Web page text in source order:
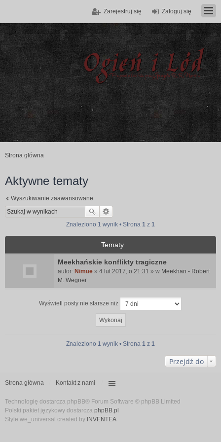
Zaloguj się
Zarejestruj się
Strona główna
Aktywne tematy
Wyszukiwanie zaawansowane
Znaleziono 1 wynik • Strona 1 z 1
Tematy
Meekhańskie konflikty tragiczne
autor: Nimue » 4 lut 2017, o 21:31 » w Meekhan - Robert
M. Wegner
Wyświetl posty nie starsze niż
Znaleziono 1 wynik • Strona 1 z 1
Przejdź do
Strona główna Kontakt z nami
Technologię dostarcza phpBB® Forum Software © phpBB Limited
Polski pakiet językowy dostarcza phpBB.pl
Style we_universal created by INVENTEA